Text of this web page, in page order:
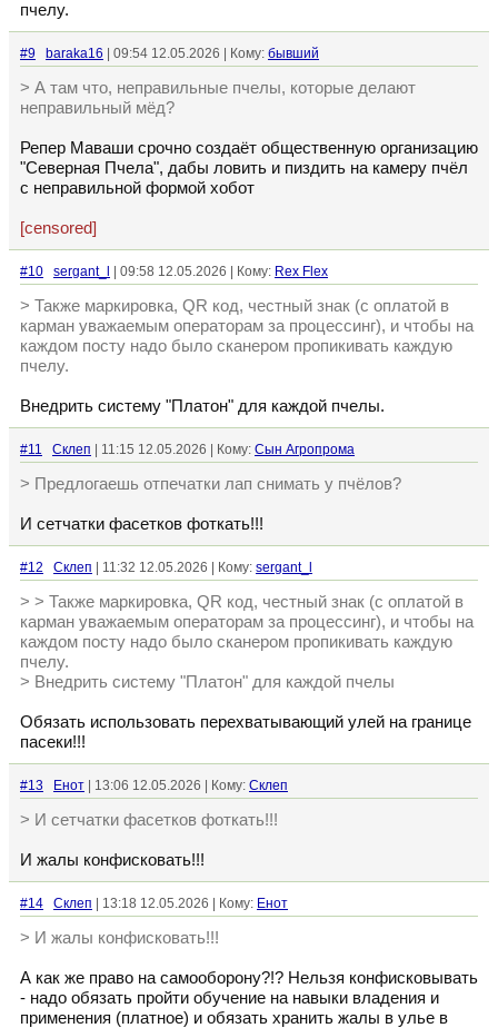
пчелу.
#9 baraka16 | 09:54 12.05.2026 | Кому: бывший
> А там что, неправильные пчелы, которые делают
неправильный мёд?
Репер Маваши срочно создаёт общественную организацию
"Северная Пчела", дабы ловить и пиздить на камеру пчёл
с неправильной формой хобот
[censored]
#10 sergant_l | 09:58 12.05.2026 | Кому: Rex Flex
> Также маркировка, QR код, честный знак (с оплатой в
карман уважаемым операторам за процессинг), и чтобы на
каждом посту надо было сканером пропикивать каждую
пчелу.
Внедрить систему "Платон" для каждой пчелы.
#11 Склеп | 11:15 12.05.2026 | Кому: Сын Агропрома
> Предлогаешь отпечатки лап снимать у пчёлов?
И сетчатки фасетков фоткать!!!
#12 Склеп | 11:32 12.05.2026 | Кому: sergant_l
> > Также маркировка, QR код, честный знак (с оплатой в
карман уважаемым операторам за процессинг), и чтобы на
каждом посту надо было сканером пропикивать каждую
пчелу.
> Внедрить систему "Платон" для каждой пчелы
Обязать использовать перехватывающий улей на границе
пасеки!!!
#13 Енот | 13:06 12.05.2026 | Кому: Склеп
> И сетчатки фасетков фоткать!!!
И жалы конфисковать!!!
#14 Склеп | 13:18 12.05.2026 | Кому: Енот
> И жалы конфисковать!!!
А как же право на самооборону?!? Нельзя конфисковывать
- надо обязать пройти обучение на навыки владения и
применения (платное) и обязать хранить жалы в улье в